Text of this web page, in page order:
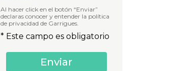
Al hacer click en el botón “Enviar”
declaras conocer y entender la política
de privacidad de Garrigues.
* Este campo es obligatorio